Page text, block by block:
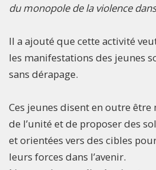
du monopole de la violence
Il a ajouté que cette activité
les manifestations des jeunes
sans dérapage.
Ces jeunes disent en outre être
de l’unité et de proposer des
et orientées vers des cibles
leurs forces dans l’avenir.